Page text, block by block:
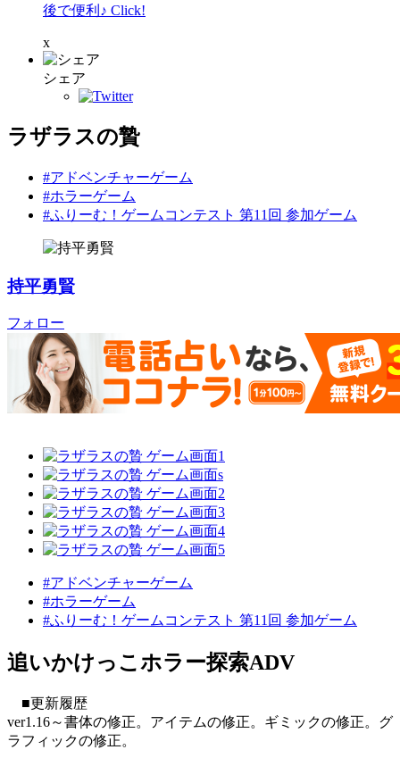
後で便利♪ Click!
x
シェア
ラザラスの贄
#アドベンチャーゲーム
#ホラーゲーム
#ふりーむ！ゲームコンテスト 第11回 参加ゲーム
持平勇賢
フォロー
#アドベンチャーゲーム
#ホラーゲーム
#ふりーむ！ゲームコンテスト 第11回 参加ゲーム
追いかけっこホラー探索ADV
■更新履歴
ver1.16～書体の修正。アイテムの修正。ギミックの修正。グ
ラフィックの修正。